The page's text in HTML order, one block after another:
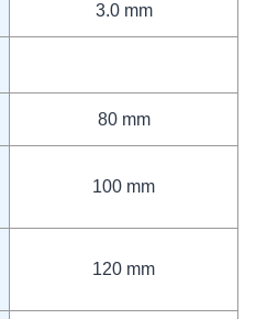
3.0 mm
80 mm
100 mm
120 mm